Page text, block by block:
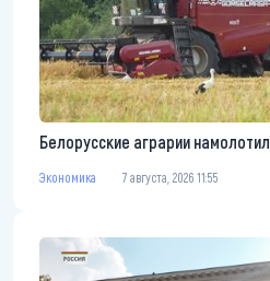
Белорусские аграрии
Экономика 7 августа, 2026 11:55